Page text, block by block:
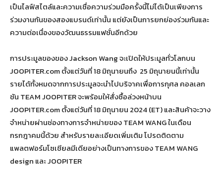
เป็นไลฟ์สไตล์และความเชื่อความร่วมมือครั้งนี้ไม่ได้เป็นเพียงการ
ร่วมงานกันของสองแบรนด์เท่านั้น แต่ยังเป็นการยกย่องร่วมกันและ
ความต่อเนื่องของวัฒนธรรมแฟชั่นอีกด้วย
การประมูลของของ Jackson Wang จะเปิดให้ประมูลทั่วโลกบน
JOOPITER.com ตั้งแต่วันที่ 18 มิถุนายนถึง 25 มิถุนายนนี้เท่านั้น
รายได้ทั้งหมดจากการประมูลจะนำไปบริจาคเพื่อการกุศล คอลเลก
ชัน TEAM JOOPITER จะพร้อมให้สั่งซื้อล่วงหน้าบน
JOOPITER.com ตั้งแต่วันที่ 18 มิถุนายน 2024 (ET) และสินค้าจะวาง
จำหน่ายผ่านช่องทางการจำหน่ายของ TEAM WANG ในเดือน
กรกฎาคมนี้ด้วย สำหรับรายละเอียดเพิ่มเติม โปรดติดตาม
แพลตฟอร์มโซเชียลมีเดียอย่างเป็นทางการของ TEAM WANG
design และ JOOPITER